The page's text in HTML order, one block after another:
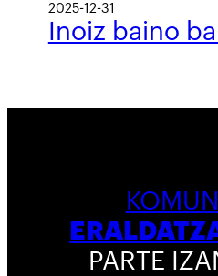
2025-12-31
Inoiz baino
PARTE